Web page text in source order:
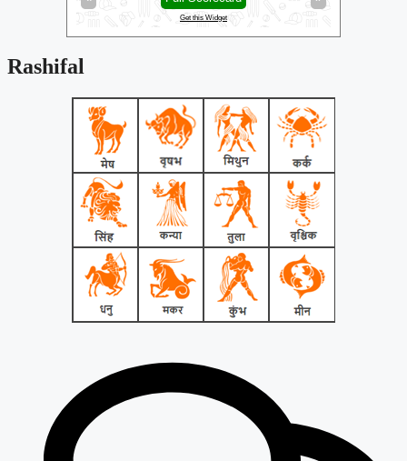
Get this Widget
Rashifal